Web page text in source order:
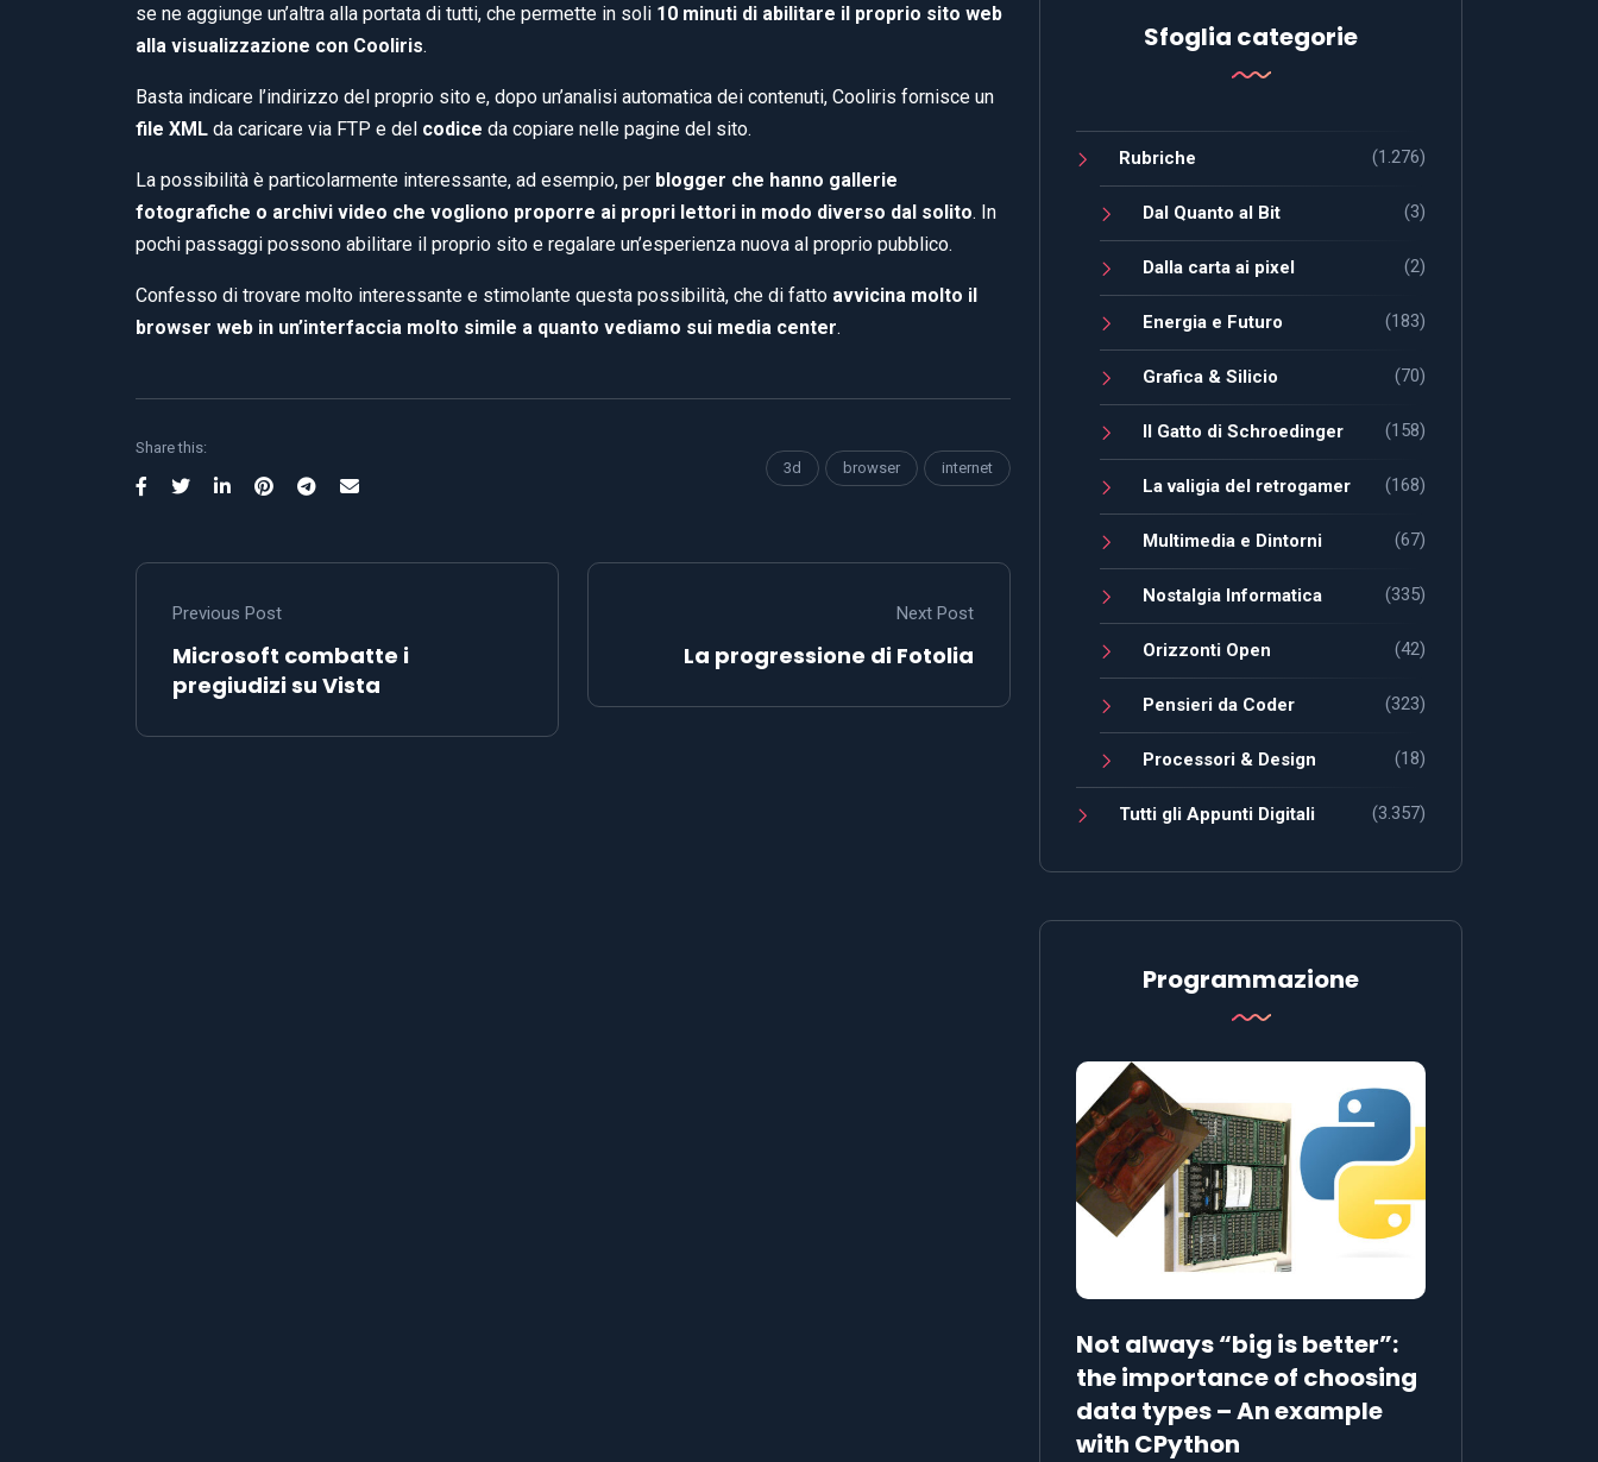
se ne aggiunge un’altra alla portata di tutti, che permette in soli 10 minuti di abilitare il proprio sito web
alla visualizzazione con Cooliris.
Basta indicare l’indirizzo del proprio sito e, dopo un’analisi automatica dei contenuti, Cooliris fornisce un
file XML da caricare via FTP e del codice da copiare nelle pagine del sito.
La possibilità è particolarmente interessante, ad esempio, per blogger che hanno gallerie
fotografiche o archivi video che vogliono proporre ai propri lettori in modo diverso dal solito. In
pochi passaggi possono abilitare il proprio sito e regalare un’esperienza nuova al proprio pubblico.
Confesso di trovare molto interessante e stimolante questa possibilità, che di fatto avvicina molto il
browser web in un’interfaccia molto simile a quanto vediamo sui media center.
Share this:
3d
browser internet
Previous Post
Microsoft combatte i
pregiudizi su Vista
Next Post
La progressione di Fotolia
Sfoglia categorie
Rubriche (1.276)
Dal Quanto al Bit (3)
Dalla carta ai pixel (2)
Energia e Futuro (183)
Grafica & Silicio (70)
Il Gatto di Schroedinger (158)
La valigia del retrogamer (168)
Multimedia e Dintorni (67)
Nostalgia Informatica (335)
Orizzonti Open (42)
Pensieri da Coder (323)
Processori & Design (18)
Tutti gli Appunti Digitali (3.357)
Programmazione
Not always “big is better”:
the importance of choosing
data types – An example
with CPython